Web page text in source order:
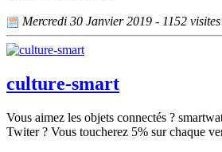
Mercredi 30 Janvier 2019 - 1152 visites
culture-smart
Vous aimez les objets connectés ?
Twiter ? Vous toucherez 5% sur chaque